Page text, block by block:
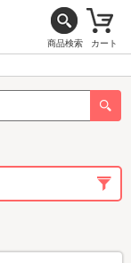
商品検索 カート